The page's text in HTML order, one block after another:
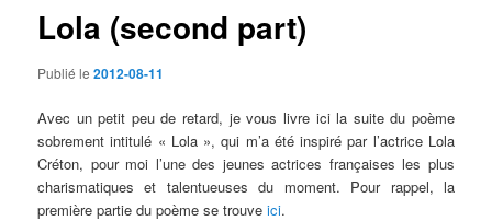
Lola (second part)
Publié le2012-08-11
Avec un petit peu de retard, je vous livre ici la suite du poème
sobrement intitulé « Lola », qui m’a été inspiré par l’actrice Lola
Créton, pour moi l’une des jeunes actrices françaises les plus
charismatiques et talentueuses du moment. Pour rappel, la
première partie du poème se trouveici.